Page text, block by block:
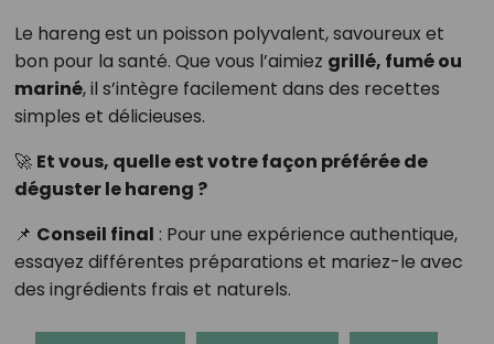
Le hareng est un poisson polyvalent, savoureux et
bon pour la santé. Que vous l’aimiez grillé, fumé ou
mariné, il s’intègre facilement dans des recettes
simples et délicieuses.
🚀 Et vous, quelle est votre façon préférée de
déguster le hareng ?
📌 Conseil final : Pour une expérience authentique,
essayez différentes préparations et mariez-le avec
des ingrédients frais et naturels.